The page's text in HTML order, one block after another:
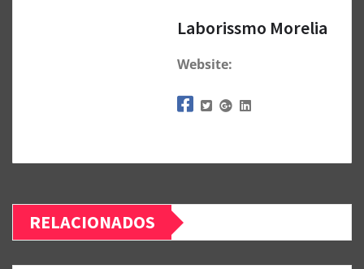
Laborissmo Morelia
Website:
RELACIONADOS